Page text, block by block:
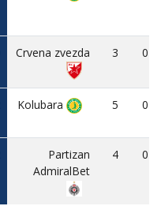
Crvena zvezda 3 0
Kolubara 5 0
Partizan
AdmiralBet
4 0